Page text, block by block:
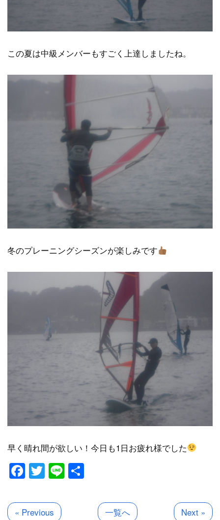
この夏は中級メンバーもすごく上達しましたね。
冬のプレーニングシーズンが楽しみです
早く晴れ間が欲しい！今日も1日お疲れ様でした
Facebook
Twitter
Line
« Previous 一覧へ Next »